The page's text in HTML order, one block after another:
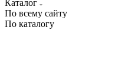
Каталог
По всему сайту
По каталогу